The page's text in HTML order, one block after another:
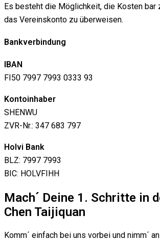
Es besteht die Möglichkeit, die Kosten bar
das Vereinskonto zu überweisen.
Bankverbindung
IBAN
FI50 7997 7993 0333 93
Kontoinhaber
SHENWU
ZVR-Nr.: 347 683 797
Holvi Bank
BLZ: 7997 7993
BIC: HOLVFIHH
Mach´ Deine 1. Schritte in
Chen Taijiquan
Komm´ einfach bei uns vorbei und nimm´